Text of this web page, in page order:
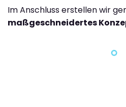
Im Anschluss erstellen wir
maßgeschneidertes